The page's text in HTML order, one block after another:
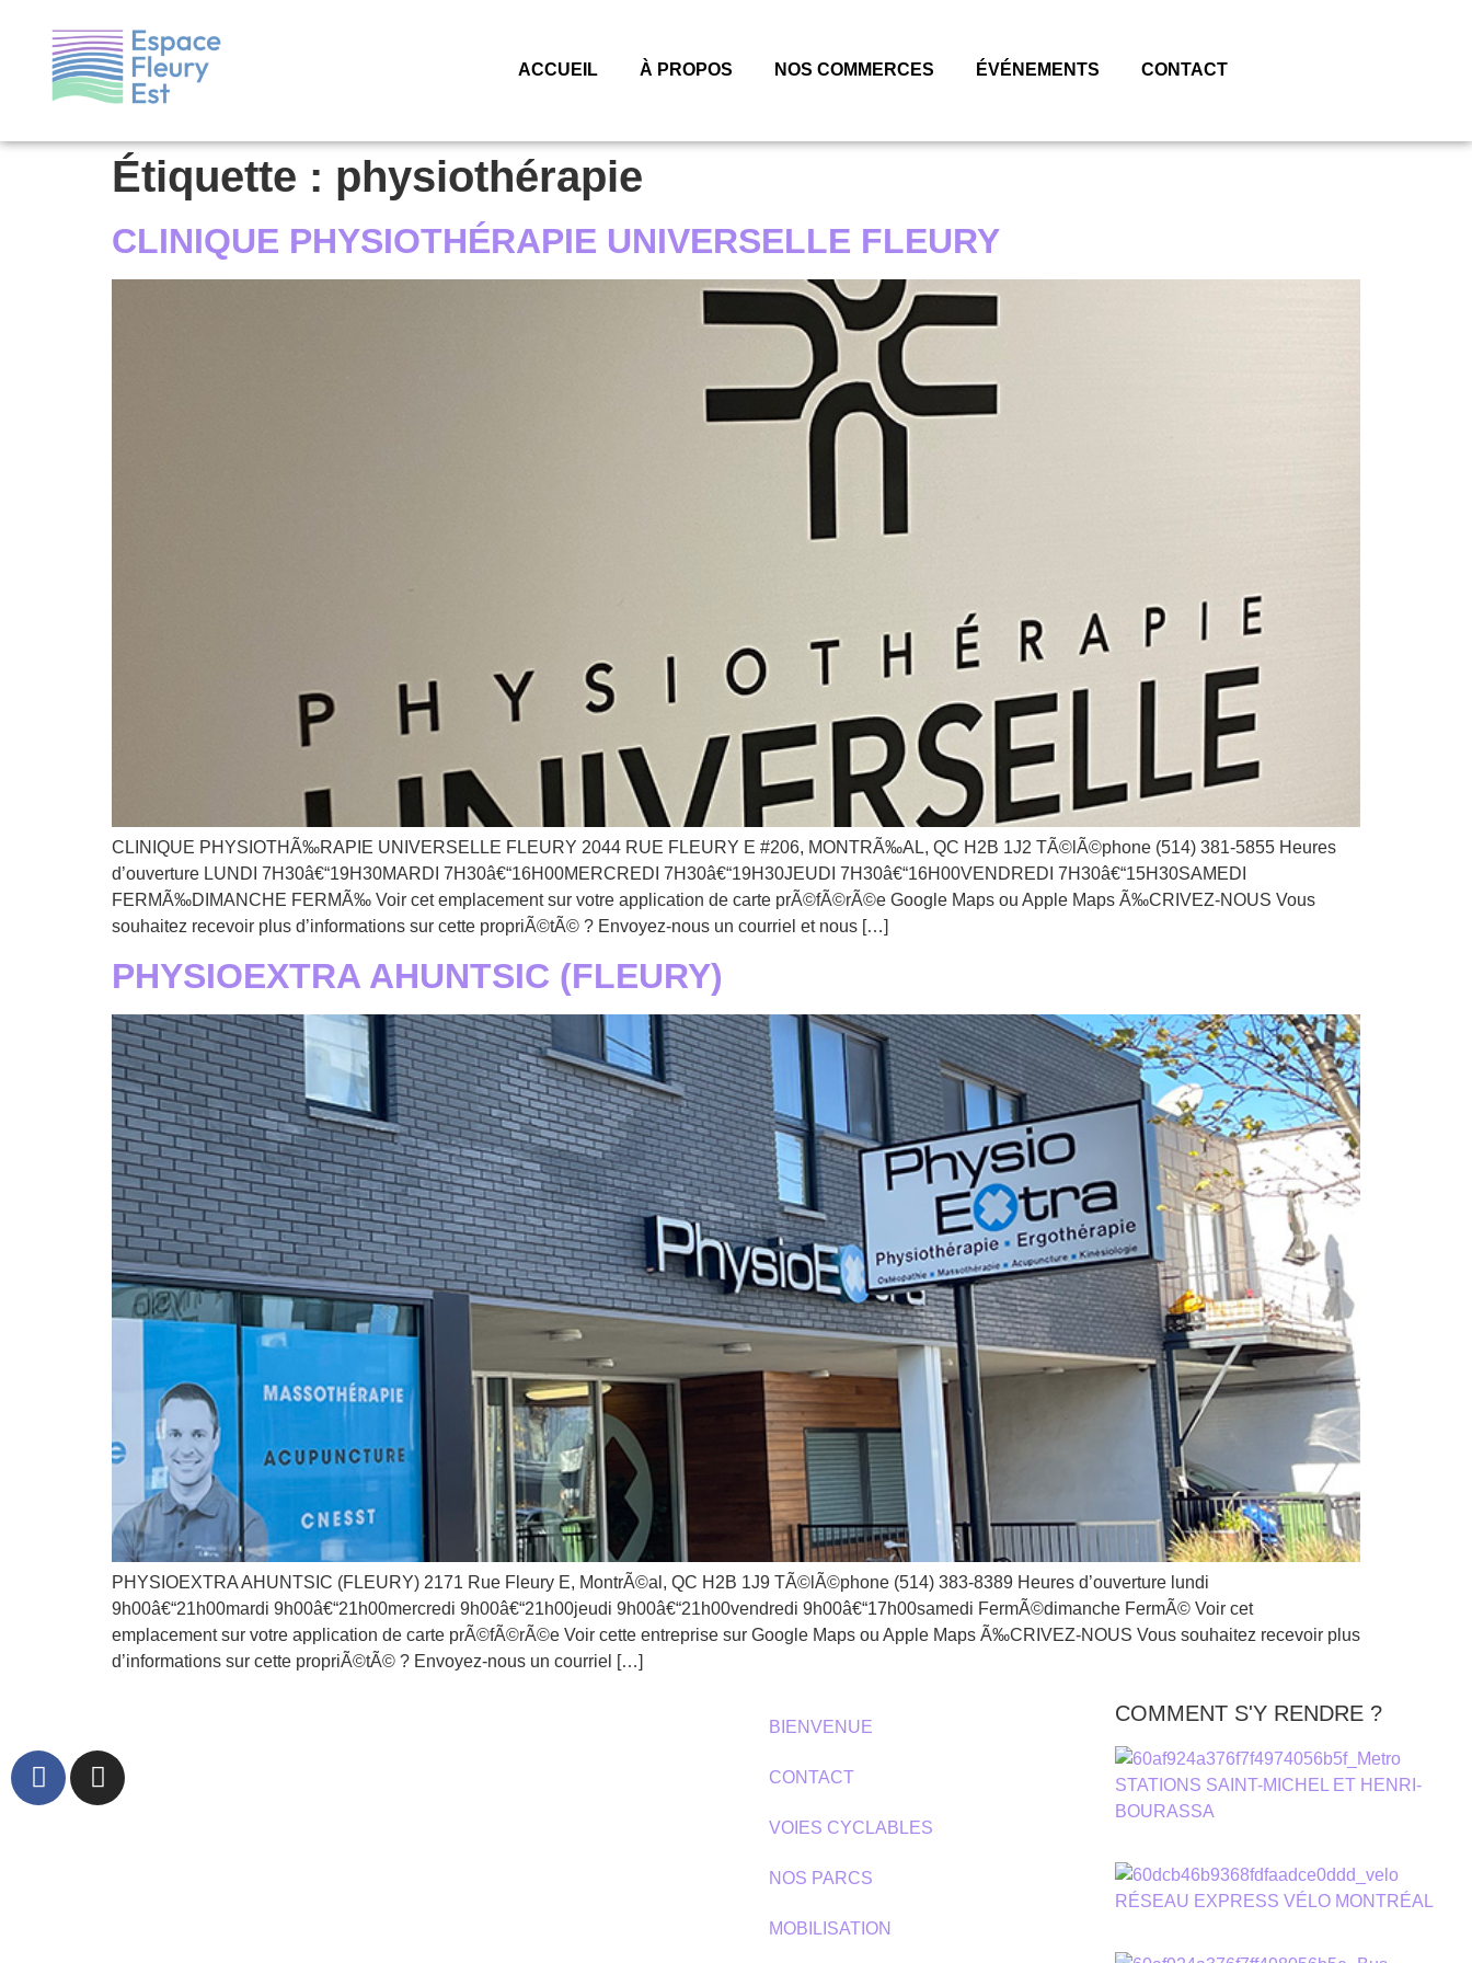
ACCUEIL À PROPOS NOS COMMERCES ÉVÉNEMENTS CONTACT
Étiquette : physiothérapie
CLINIQUE PHYSIOTHÉRAPIE UNIVERSELLE FLEURY
CLINIQUE PHYSIOTHÃ‰RAPIE UNIVERSELLE FLEURY 2044 RUE FLEURY E #206, MONTRÃ‰AL, QC H2B 1J2 TÃ©lÃ©phone (514) 381-5855 Heures
d’ouverture LUNDI 7H30â€“19H30MARDI 7H30â€“16H00MERCREDI 7H30â€“19H30JEUDI 7H30â€“16H00VENDREDI 7H30â€“15H30SAMEDI
FERMÃ‰DIMANCHE FERMÃ‰ Voir cet emplacement sur votre application de carte prÃ©fÃ©rÃ©e Google Maps ou Apple Maps Ã‰CRIVEZ-NOUS Vous
souhaitez recevoir plus d’informations sur cette propriÃ©tÃ© ? Envoyez-nous un courriel et nous […]
PHYSIOEXTRA AHUNTSIC (FLEURY)
PHYSIOEXTRA AHUNTSIC (FLEURY) 2171 Rue Fleury E, MontrÃ©al, QC H2B 1J9 TÃ©lÃ©phone (514) 383-8389 Heures d’ouverture lundi
9h00â€“21h00mardi 9h00â€“21h00mercredi 9h00â€“21h00jeudi 9h00â€“21h00vendredi 9h00â€“17h00samedi FermÃ©dimanche FermÃ© Voir cet
emplacement sur votre application de carte prÃ©fÃ©rÃ©e Voir cette entreprise sur Google Maps ou Apple Maps Ã‰CRIVEZ-NOUS Vous souhaitez recevoir plus
d’informations sur cette propriÃ©tÃ© ? Envoyez-nous un courriel […]
BIENVENUE
CONTACT
VOIES CYCLABLES
NOS PARCS
MOBILISATION
COMMENT S'Y RENDRE ?
STATIONS SAINT-MICHEL ET HENRI-
BOURASSA
RÉSEAU EXPRESS VÉLO MONTRÉAL